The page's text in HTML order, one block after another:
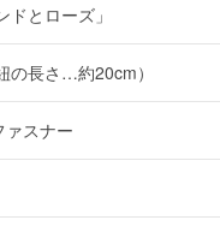
とローズ」
の長さ…約20cm）
スナー